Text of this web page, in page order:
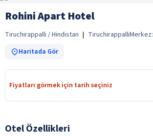
Rohini Apart Hotel
Tiruchirappalli / Hindistan | TiruchirappalliMerkez:
Haritada Gör
Fiyatları görmek için tarih seçiniz
Otel Özellikleri